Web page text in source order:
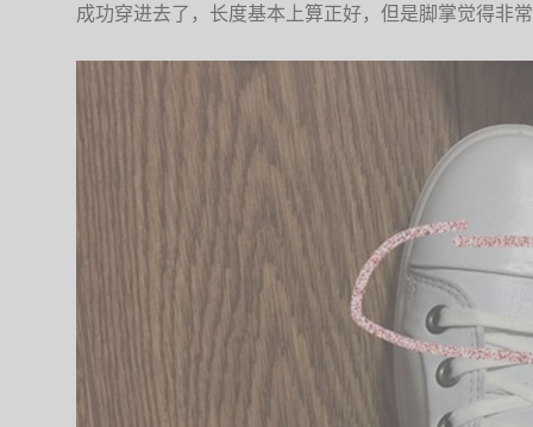
成功穿进去了，长度基本上算正好，但是脚掌觉得非